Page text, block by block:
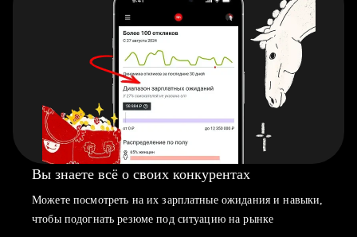
Вы знаете всё о своих конкурентах
Можете посмотреть на их зарплатные ожидания и навыки,
чтобы подогнать резюме под ситуацию на рынке